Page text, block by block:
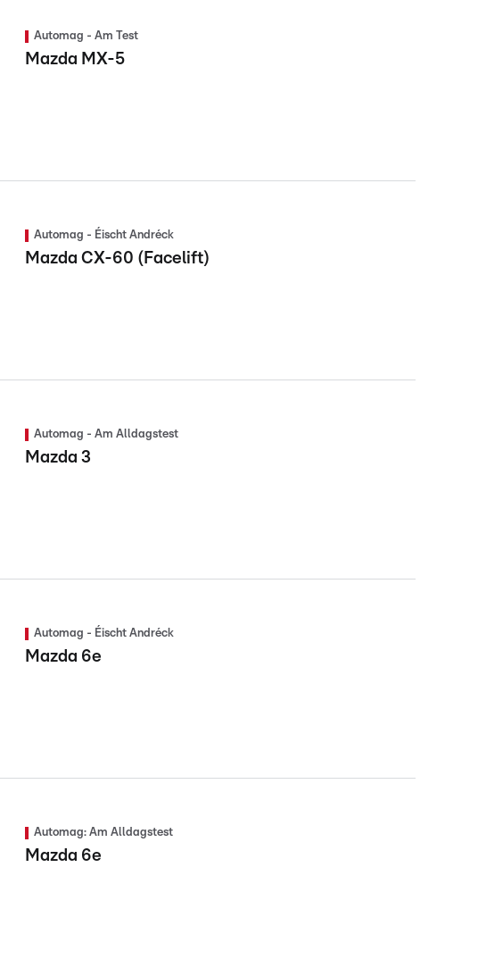
Automag - Am Test
Mazda MX-5
Automag - Éischt Andréck
Mazda CX-60 (Facelift)
Automag - Am Alldagstest
Mazda 3
Automag - Éischt Andréck
Mazda 6e
Automag: Am Alldagstest
Mazda 6e